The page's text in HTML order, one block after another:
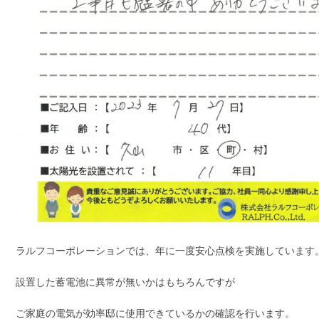
ラルフコーポレーションでは、年に一度安心点検を実施しています
設置した蓄電池に異常が無いかはもちろんですが
ご家庭の電気が効率邸に使用できているかの確認を行います。